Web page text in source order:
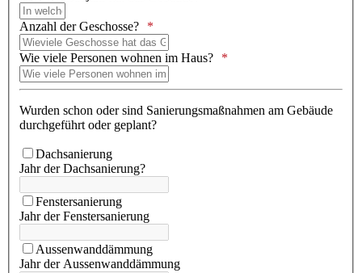
Anzahl der Geschosse?
Wie viele Personen wohnen im Haus?
Wurden schon oder sind Sanierungsmaßnahmen am Gebäude
durchgeführt oder geplant?
Dachsanierung
Jahr der Dachsanierung?
Fenstersanierung
Jahr der Fenstersanierung
Aussenwanddämmung
Jahr der Aussenwanddämmung